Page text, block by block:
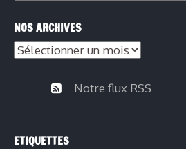
par
thèmes
NOS ARCHIVES
Nos
Notre flux RSS
ETIQUETTES